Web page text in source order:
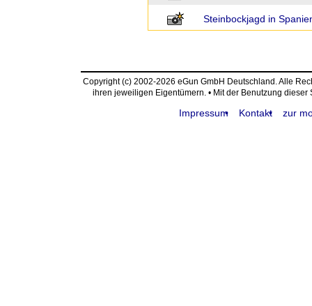
Steinbockjagd in
Copyright (c) 2002-2026 eGun GmbH Deutschland. Alle
ihren jeweiligen Eigentümern. • Mit der Benutzung
Impressum Kontakt zur